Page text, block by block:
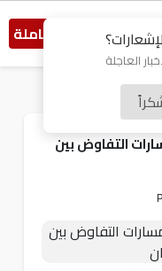
العاجلة
النسخة الكاملة
التفاوض بين